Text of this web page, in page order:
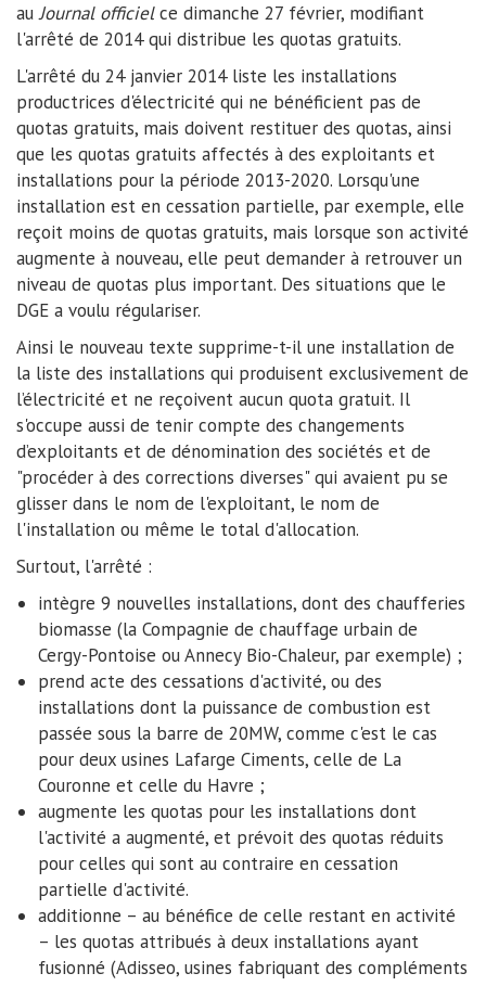
auJournal officielce dimanche 27 février, modifiant
l'arrêté de 2014 qui distribue les quotas gratuits.
L'arrêté du 24 janvier 2014 liste les installations
productrices d'électricité qui ne bénéficient pas de
quotas gratuits, mais doivent restituer des quotas, ainsi
que les quotas gratuits affectés à des exploitants et
installations pour la période 2013-2020. Lorsqu'une
installation est en cessation partielle, par exemple, elle
reçoit moins de quotas gratuits, mais lorsque son activité
augmente à nouveau, elle peut demander à retrouver un
niveau de quotas plus important. Des situations que le
DGE a voulu régulariser.
Ainsi le nouveau texte supprime-t-il une installation de
la liste des installations qui produisent exclusivement de
l’électricité et ne reçoivent aucun quota gratuit. Il
s'occupe aussi de tenir compte des changements
d’exploitants et de dénomination des sociétés et de
"procéder à des corrections diverses" qui avaient pu se
glisser dans le nom de l'exploitant, le nom de
l'installation ou même le total d'allocation.
Surtout, l'arrêté :
intègre 9 nouvelles installations, dont des chaufferies
biomasse (la Compagnie de chauffage urbain de
Cergy-Pontoise ou Annecy Bio-Chaleur, par exemple) ;
prend acte des cessations d'activité, ou des
installations dont la puissance de combustion est
passée sous la barre de 20MW, comme c'est le cas
pour deux usines Lafarge Ciments, celle de La
Couronne et celle du Havre ;
augmente les quotas pour les installations dont
l'activité a augmenté, et prévoit des quotas réduits
pour celles qui sont au contraire en cessation
partielle d'activité.
additionne – au bénéfice de celle restant en activité
– les quotas attribués à deux installations ayant
fusionné (Adisseo, usines fabriquant des compléments